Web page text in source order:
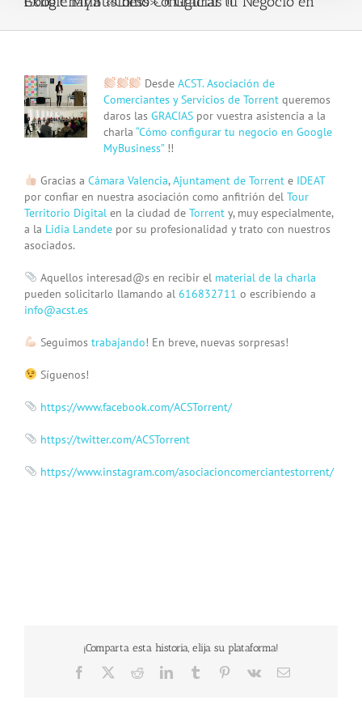
View
Larger
Image
DesdeACST. Asociación de
Comerciantes y Servicios de Torrentqueremos
daros las GRACIASpor vuestra asistencia a la
charla “Cómo configurar tu negocio en Google
MyBusiness”!!
Gracias a Cámara Valencia,Ajuntament de Torrente IDEAT
por confiar en nuestra asociación como anfitrión del Tour
Territorio Digital en la ciudad de Torrent y, muy especialmente,
a la Lidia Landete por su profesionalidad y trato con nuestros
asociados.
Aquellos interesad@s en recibir el material de la charla
pueden solicitarlo llamando al 616832711 o escribiendo a
info@acst.es
Seguimos trabajando! En breve, nuevas sorpresas!
Síguenos!
https://www.facebook.com/ACSTorrent/
https://twitter.com/ACSTorrent
https://www.instagram.com/asociacioncomerciantestorrent/
¡Comparta esta historia, elija su plataforma!
Facebook RedditLinkedInTumblr Pinterest
Vk Email